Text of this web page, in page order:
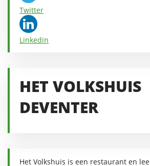
Twitter
Linkedin
HET VOLKSHUIS
DEVENTER
Het Volkshuis is een restaurant en